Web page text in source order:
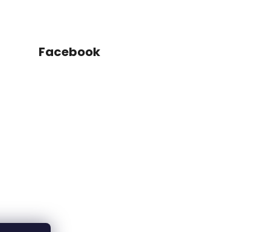
Facebook